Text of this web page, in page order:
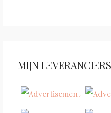
MIJN LEVERANCIERS